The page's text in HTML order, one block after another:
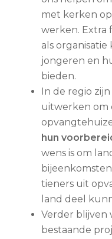
met kerken
werken. Extra
als
jongeren en
bieden.
In de regio
uitwerken om
hun
wens is om
tieners uit
land deel
Verder blijven
bestaande